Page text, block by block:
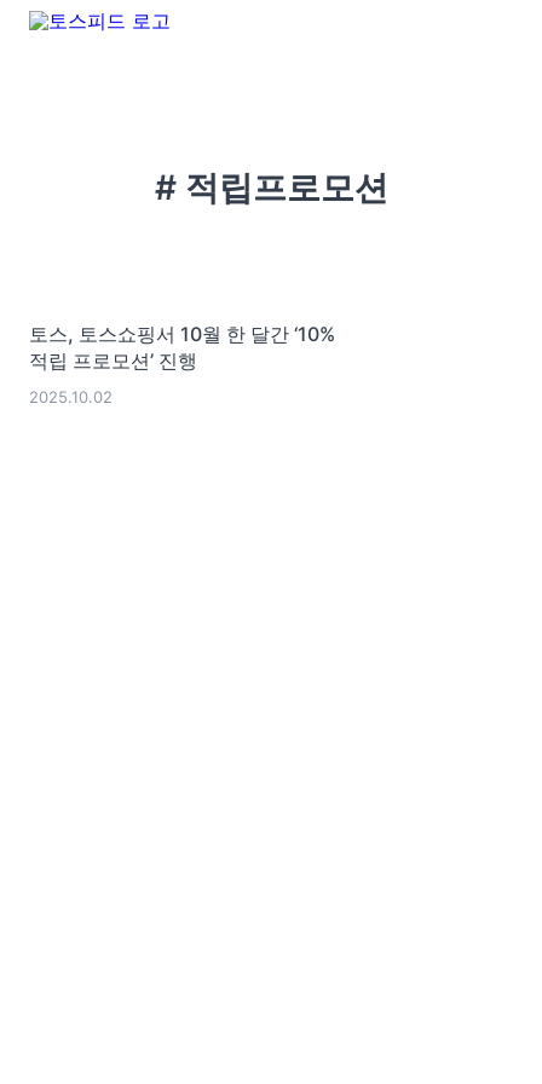
# 적립프로모션
토스, 토스쇼핑서 10월 한 달간 ‘10%
적립 프로모션’ 진행
2025.10.02